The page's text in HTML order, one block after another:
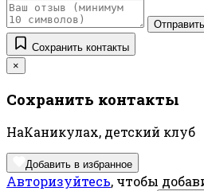
Сохранить контакты
×
Сохранить контакты
НаКаникулах, детский клуб
Добавить в избранное
Авторизуйтесь, чтобы